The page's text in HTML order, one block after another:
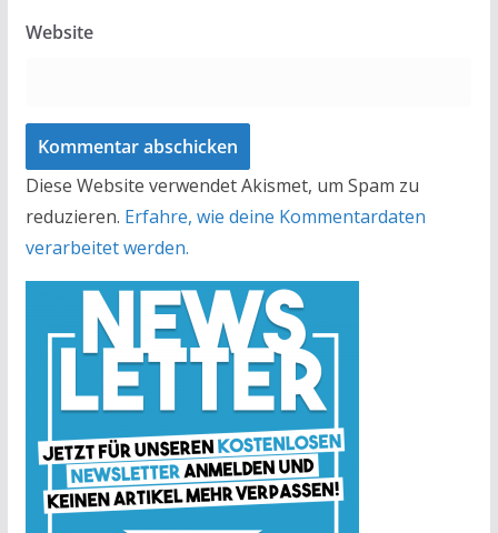
Website
Diese Website verwendet Akismet, um Spam zu
reduzieren. Erfahre, wie deine Kommentardaten
verarbeitet werden.